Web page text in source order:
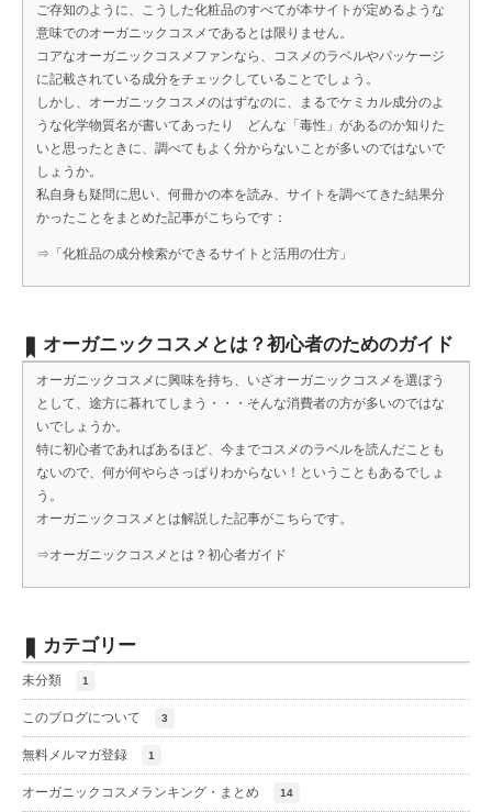
ご存知のように、こうした化粧品のすべてが本サイトが定めるような
意味でのオーガニックコスメであるとは限りません。
コアなオーガニックコスメファンなら、コスメのラベルやパッケージ
に記載されている成分をチェックしていることでしょう。
しかし、オーガニックコスメのはずなのに、まるでケミカル成分のよ
うな化学物質名が書いてあったり どんな「毒性」があるのか知りた
いと思ったときに、調べてもよく分からないことが多いのではないで
しょうか。
私自身も疑問に思い、何冊かの本を読み、サイトを調べてきた結果分
かったことをまとめた記事がこちらです：
⇒ 「化粧品の成分検索ができるサイトと活用の仕方」
オーガニックコスメとは？初心者のためのガイド
オーガニックコスメに興味を持ち、いざオーガニックコスメを選ぼう
として、途方に暮れてしまう・・・そんな消費者の方が多いのではな
いでしょうか。
特に初心者であればあるほど、今までコスメのラベルを読んだことも
ないので、何が何やらさっぱりわからない！ということもあるでしょ
う。
オーガニックコスメとは解説した記事がこちらです。
⇒オーガニックコスメとは？初心者ガイド
カテゴリー
未分類 1
このブログについて 3
無料メルマガ登録 1
オーガニックコスメランキング・まとめ 14